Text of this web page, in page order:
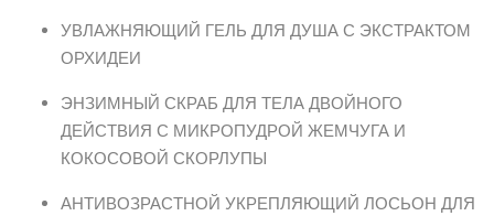
УВЛАЖНЯЮЩИЙ ГЕЛЬ ДЛЯ ДУША С ЭКСТРАКТОМ
ОРХИДЕИ
ЭНЗИМНЫЙ СКРАБ ДЛЯ ТЕЛА ДВОЙНОГО
ДЕЙСТВИЯ С МИКРОПУДРОЙ ЖЕМЧУГА И
КОКОСОВОЙ СКОРЛУПЫ
АНТИВОЗРАСТНОЙ УКРЕПЛЯЮЩИЙ ЛОСЬОН ДЛЯ